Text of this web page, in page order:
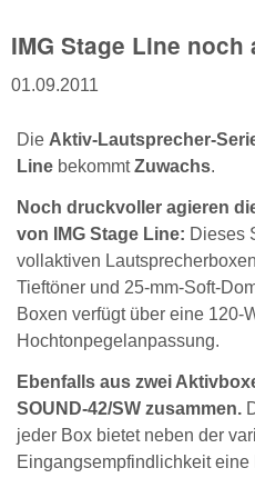
IMG Stage Line noch
01.09.2011
Die Aktiv-Lautsprecher-
Line bekommtZuwachs.
Noch druckvoller agieren
von IMG Stage Line: Dieses
vollaktiven
Tieftöner und 25-mm-Soft-
Boxen verfügt über eine 120-
Hochtonpegelanpassung.
Ebenfalls aus zwei
SOUND-42/SW zusammen.
jeder Box bietet neben der
Eingangsempfindlichkeit